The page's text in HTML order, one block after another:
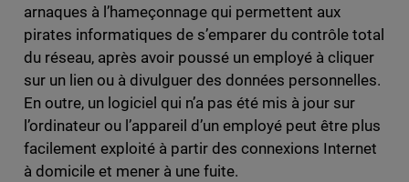
arnaques à l’hameçonnage qui permettent aux
pirates informatiques de s’emparer du contrôle total
du réseau, après avoir poussé un employé à cliquer
sur un lien ou à divulguer des données personnelles.
En outre, un logiciel qui n’a pas été mis à jour sur
l’ordinateur ou l’appareil d’un employé peut être plus
facilement exploité à partir des connexions Internet
à domicile et mener à une fuite.